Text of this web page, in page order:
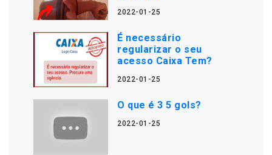
2022-01-25
É necessário
regularizar o seu
acesso Caixa Tem?
2022-01-25
O que é 3 5 gols?
2022-01-25